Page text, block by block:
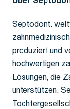
Über
Septodont,
produziert und
hochwertigen
Lösungen, die
unterstützen.